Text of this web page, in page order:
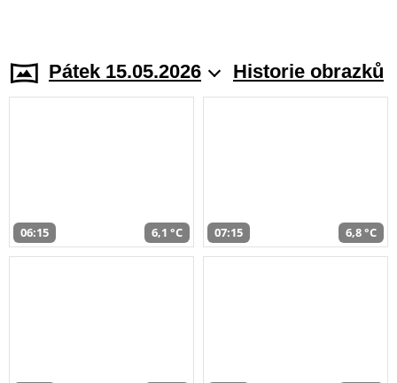
Pátek 15.05.2026 Historie obrazků
06:15 6,1 °C 07:15 6,8 °C